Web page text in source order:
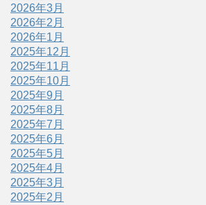
2026年3月
2026年2月
2026年1月
2025年12月
2025年11月
2025年10月
2025年9月
2025年8月
2025年7月
2025年6月
2025年5月
2025年4月
2025年3月
2025年2月